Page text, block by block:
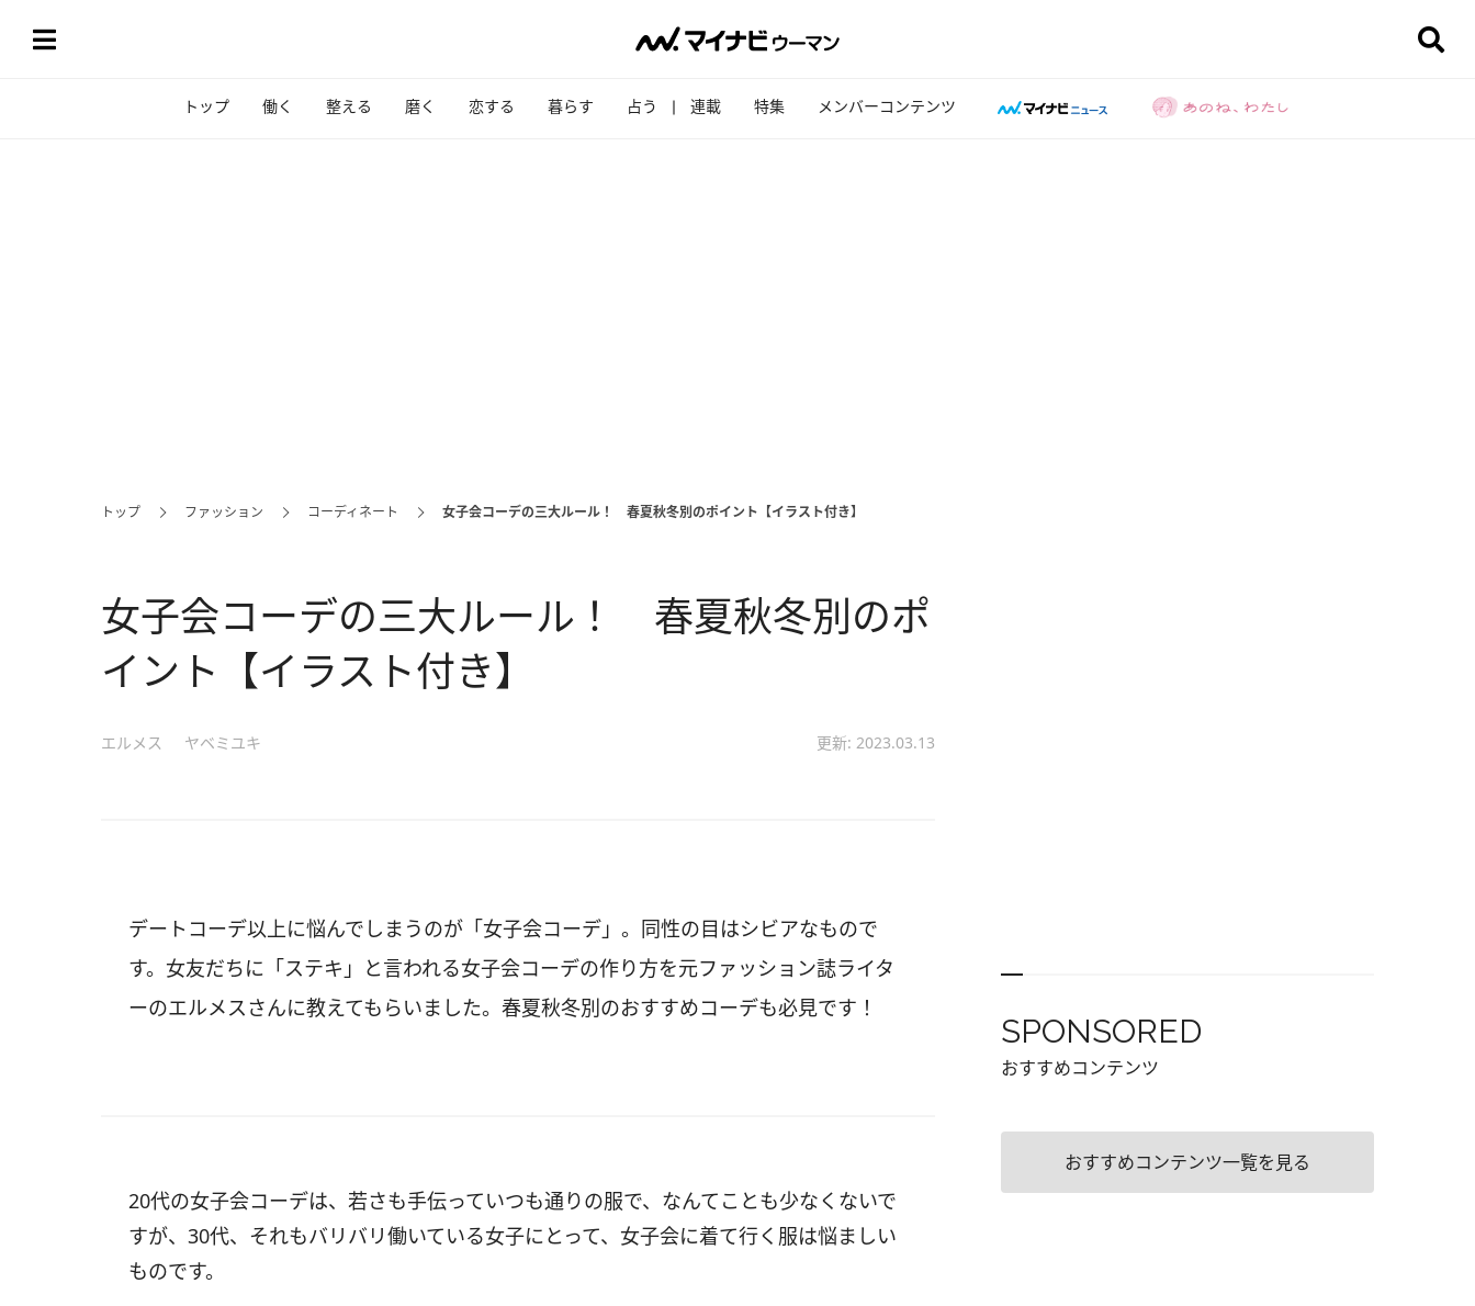
トップ 働く 整える 磨く 恋する 暮らす 占う 連載 特集 メンバーコンテンツ
トップ ファッション コーディネート 女子会コーデの三大ルール！ 春夏秋冬別のポイント【イラスト付き】
女子会コーデの三大ルール！ 春夏秋冬別のポ
イント【イラスト付き】
エルメス ヤベミユキ 更新: 2023.03.13
デートコーデ以上に悩んでしまうのが「女子会コーデ」。同性の目はシビアなもので
す。女友だちに「ステキ」と言われる女子会コーデの作り方を元ファッション誌ライタ
ーのエルメスさんに教えてもらいました。春夏秋冬別のおすすめコーデも必見です！
20代の女子会コーデは、若さも手伝っていつも通りの服で、なんてことも少なくないで
すが、30代、それもバリバリ働いている女子にとって、女子会に着て行く服は悩ましい
ものです。
SPONSORED
おすすめコンテンツ
おすすめコンテンツ一覧を見る